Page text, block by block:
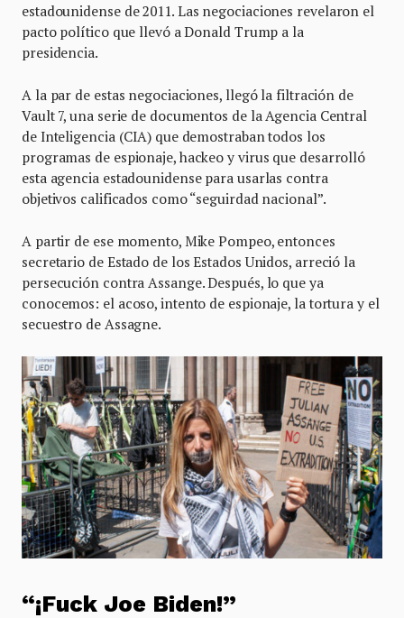
estadounidense de 2011. Las negociaciones revelaron el
pacto político que llevó a Donald Trump a la
presidencia.
A la par de estas negociaciones, llegó la filtración de
Vault 7, una serie de documentos de la Agencia Central
de Inteligencia (CIA) que demostraban todos los
programas de espionaje, hackeo y virus que desarrolló
esta agencia estadounidense para usarlas contra
objetivos calificados como “seguirdad nacional”.
A partir de ese momento, Mike Pompeo, entonces
secretario de Estado de los Estados Unidos, arreció la
persecución contra Assange. Después, lo que ya
conocemos: el acoso, intento de espionaje, la tortura y el
secuestro de Assagne.
“¡Fuck Joe Biden!”